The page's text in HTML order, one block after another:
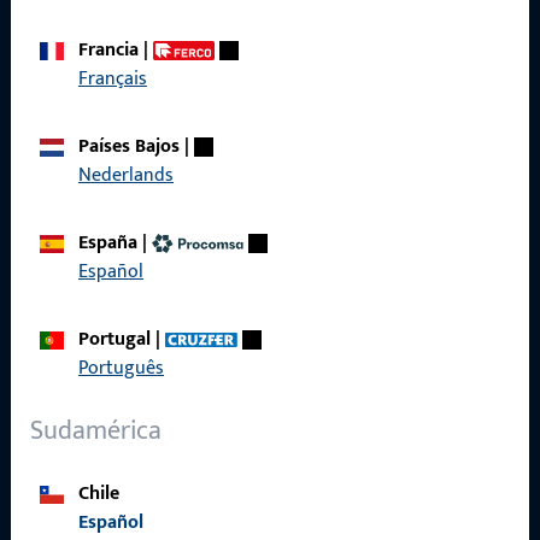
Francia|
Français
Países Bajos|
Nederlands
España|
Español
Portugal|
Português
Sudamérica
Chile
Español
Acceso rápido